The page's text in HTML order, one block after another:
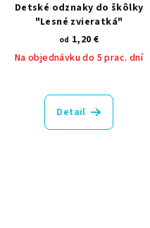
Detské odznaky do škôlky
"Lesné zvieratká"
od 1,20 €
Na objednávku do 5 prac. dní
Detail